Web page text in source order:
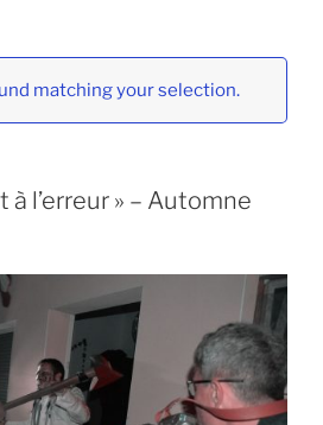
matching your selection.
à l’erreur » – Automne